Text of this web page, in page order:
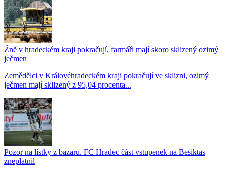
Žně v hradeckém kraji pokračují, farmáři mají skoro sklizený ozimý
ječmen
Zemědělci v Královéhradeckém kraji pokračují ve sklizni, ozimý
ječmen mají sklizený z 95,04 procenta...
Pozor na lístky z bazaru. FC Hradec část vstupenek na Besiktas
zneplatnil